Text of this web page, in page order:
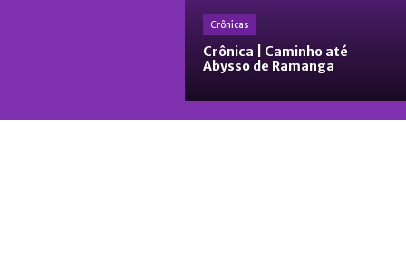
Crônicas
Crônica | Caminho até
Abysso de Ramanga